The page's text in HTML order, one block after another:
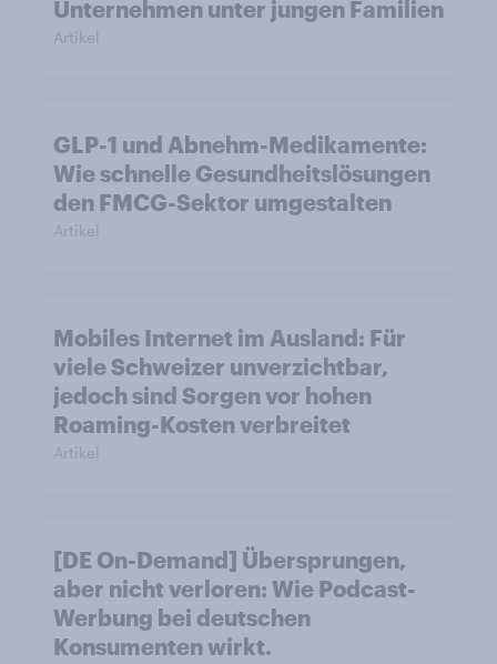
Unternehmen unter jungen Familien
Artikel
GLP-1 und Abnehm-Medikamente:
Wie schnelle Gesundheitslösungen
den FMCG-Sektor umgestalten
Artikel
Mobiles Internet im Ausland: Für
viele Schweizer unverzichtbar,
jedoch sind Sorgen vor hohen
Roaming-Kosten verbreitet
Artikel
[DE On-Demand] Übersprungen,
aber nicht verloren: Wie Podcast-
Werbung bei deutschen
Konsumenten wirkt.